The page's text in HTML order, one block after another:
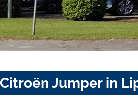
Citroën Jumper in